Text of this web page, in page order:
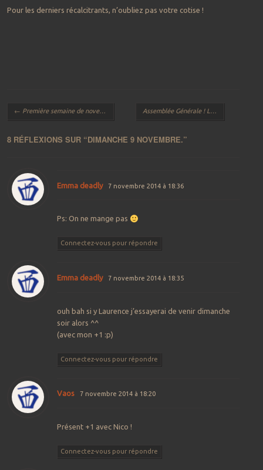
Pour les derniers récalcitrants, n’oubliez pas votre cotise !
Navigation des articles
← Première semaine de novembre.
8 RÉFLEXIONS SUR “DIMANCHE 9 NOVEMBRE.”
Emma deadly 7 novembre 2014 à 18:36
Ps: On ne mange pas
Connectez-vous pour répondre
Emma deadly 7 novembre 2014 à 18:35
ouh bah si y Laurence j’essayerai de venir dimanche
soir alors ^^
(avec mon +1 :p)
Connectez-vous pour répondre
Vaos 7 novembre 2014 à 18:20
Présent +1 avec Nico !
Connectez-vous pour répondre